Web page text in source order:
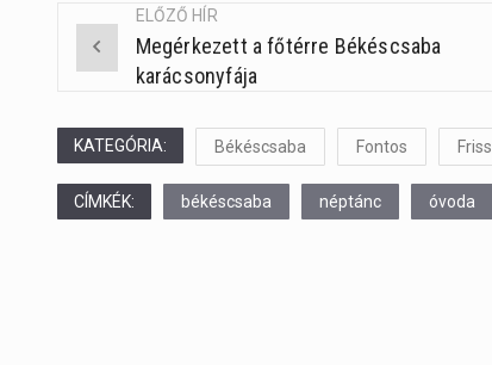
Post
navigation
ELŐZŐ HÍR
Megérkezett a főtérre Békéscsaba
karácsonyfája
KATEGÓRIA: Békéscsaba Fontos Friss
CÍMKÉK: békéscsaba néptánc óvoda